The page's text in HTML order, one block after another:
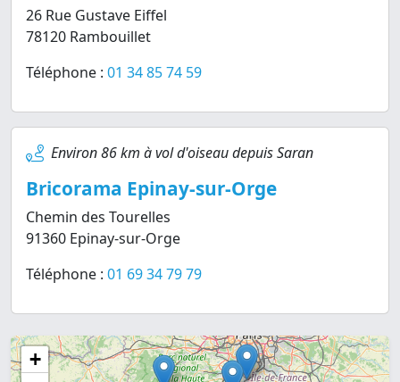
26 Rue Gustave Eiffel
78120 Rambouillet
Téléphone : 01 34 85 74 59
Environ 86 km à vol d'oiseau depuis Saran
Bricorama Epinay-sur-Orge
Chemin des Tourelles
91360 Epinay-sur-Orge
Téléphone : 01 69 34 79 79
+